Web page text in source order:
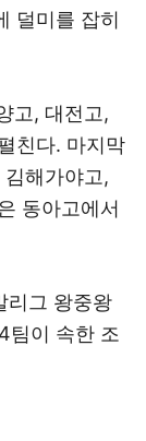
덜미를 잡히
고, 대전고,
친다. 마지막
해가야고,
동아고에서
리그 왕중왕
팀이 속한 조